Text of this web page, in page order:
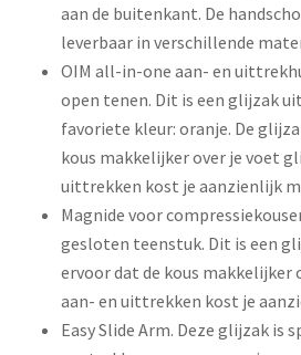
aan de buitenkant. De
leverbaar in verschillende
OIM all-in-one aan- en
open tenen. Dit is een glijzak
favoriete kleur: oranje. De
kous makkelijker over je voet
uittrekken kost je aanzienlijk
Magnide voor
gesloten teenstuk. Dit is een
ervoor dat de kous makkelijker
aan- en uittrekken kost je
Easy Slide Arm. Deze glijzak is